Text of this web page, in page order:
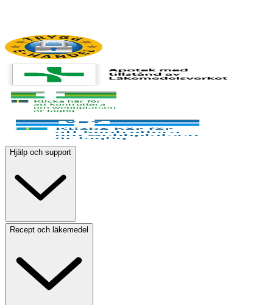
Hjälp och support
Recept och läkemedel